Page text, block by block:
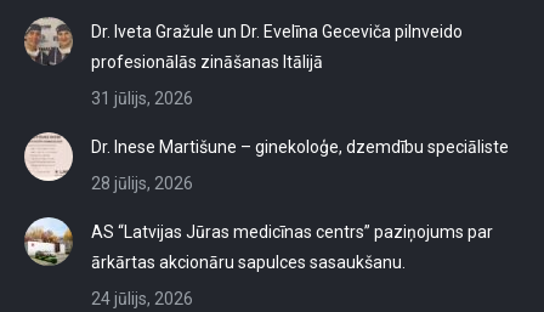
Dr. Iveta Gražule un Dr. Evelīna Geceviča pilnveido
profesionālās zināšanas Itālijā
31 jūlijs, 2026
Dr. Inese Martišune – ginekoloģe, dzemdību speciāliste
28 jūlijs, 2026
AS “Latvijas Jūras medicīnas centrs” paziņojums par
ārkārtas akcionāru sapulces sasaukšanu.
24 jūlijs, 2026